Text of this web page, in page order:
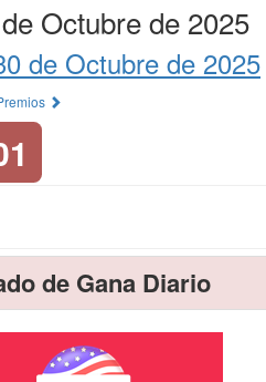
Octubre de 2025
de Octubre de 2025
de Gana Diario